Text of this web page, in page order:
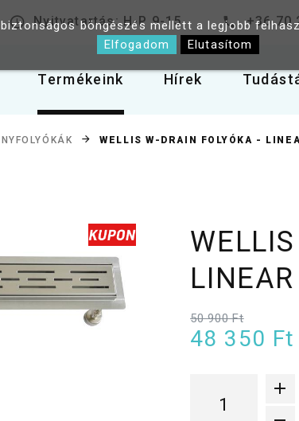
Nyitvatartás: H-P 9-15 +36 70
Termékeink Hírek
WELLIS W-DRAIN FOLYÓKA -
50 900 Ft
48 350 Ft
böngészés mellett a legjobb
Elfogadom
Elutasítom